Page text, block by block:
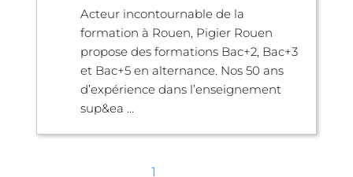
Acteur incontournable de la
formation à Rouen, Pigier Rouen
propose des formations Bac+2, Bac+3
et Bac+5 en alternance. Nos 50 ans
d’expérience dans l’enseignement
sup&ea ...
1